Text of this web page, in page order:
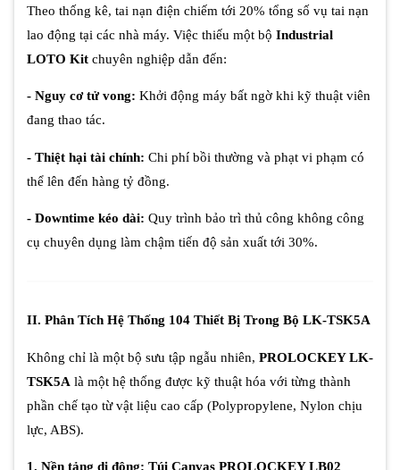
Theo thống kê, tai nạn điện chiếm tới 20% tổng số vụ tai nạn
lao động tại các nhà máy. Việc thiếu một bộ Industrial
LOTO Kit chuyên nghiệp dẫn đến:
- Nguy cơ tử vong: Khởi động máy bất ngờ khi kỹ thuật viên
đang thao tác.
- Thiệt hại tài chính: Chi phí bồi thường và phạt vi phạm có
thể lên đến hàng tỷ đồng.
- Downtime kéo dài: Quy trình bảo trì thủ công không công
cụ chuyên dụng làm chậm tiến độ sản xuất tới 30%.
II. Phân Tích Hệ Thống 104 Thiết Bị Trong Bộ LK-TSK5A
Không chỉ là một bộ sưu tập ngẫu nhiên, PROLOCKEY LK-
TSK5A là một hệ thống được kỹ thuật hóa với từng thành
phần chế tạo từ vật liệu cao cấp (Polypropylene, Nylon chịu
lực, ABS).
1. Nền tảng di động: Túi Canvas PROLOCKEY LB02